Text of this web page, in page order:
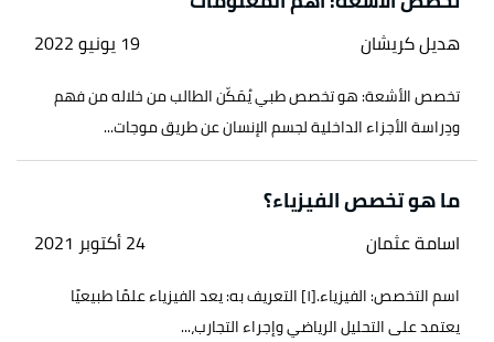
هديل كريشان 19 يونيو 2022
تخصص الأشعة: هو تخصص طبي يُمَكّن الطالب من خلاله من فهم
ودِراسة الأجزاء الداخلية لجسم الإنسان عن طريق موجات...
ما هو تخصص الفيزياء؟
اسامة عثمان 24 أكتوبر 2021
اسم التخصص: الفيزياء.[١] التعريف به: يعد الفيزياء علمًا طبيعيًا
يعتمد على التحليل الرياضي وإجراء التجارب،...